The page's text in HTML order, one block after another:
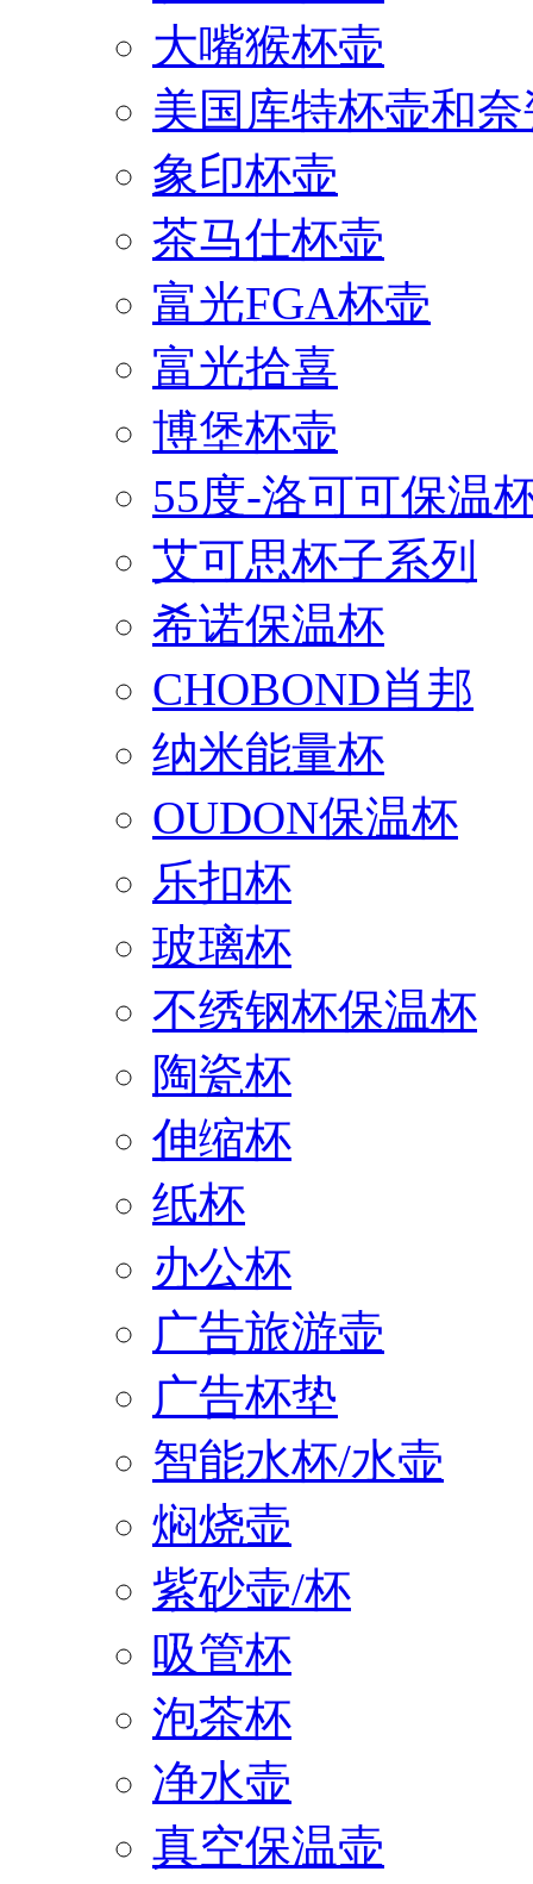
大嘴猴杯壶
美国库特杯壶和
象印杯壶
茶马仕杯壶
富光FGA杯壶
富光拾喜
博堡杯壶
55度-洛可可保温
艾可思杯子系列
希诺保温杯
CHOBOND肖邦
纳米能量杯
OUDON保温杯
乐扣杯
玻璃杯
不绣钢杯保温杯
陶瓷杯
伸缩杯
纸杯
办公杯
广告旅游壶
广告杯垫
智能水杯/水壶
焖烧壶
紫砂壶/杯
吸管杯
泡茶杯
净水壶
真空保温壶